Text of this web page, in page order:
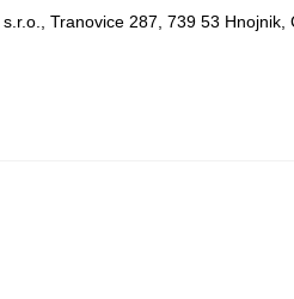
Tranovice 287, 739 53 Hnojnik,